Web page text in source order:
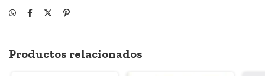
Productos relacionados